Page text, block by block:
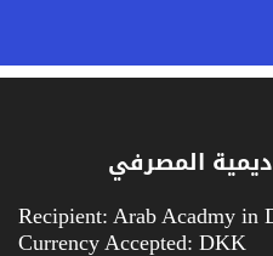
المصرفي
Recipient: Arab Acadmy in
Currency Accepted: DKK